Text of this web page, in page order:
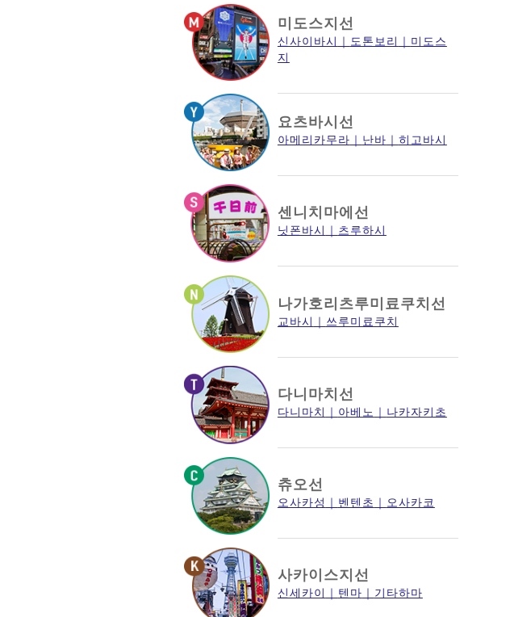
미도스지선
신사이바시 도톤보리
미도스
지
요츠바시선
아메리카무라 난바 히고바시
센니치마에선
닛폰바시 츠루하시
나가호리츠루미료쿠치선
교바시 쓰루미료쿠치
다니마치선
다니마치 아베노 나카자키초
츄오선
오사카성 벤텐초 오사카코
사카이스지선
신세카이 텐마 기타하마